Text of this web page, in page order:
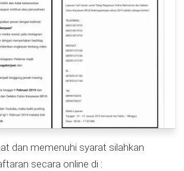
dan memenuhi syarat silahkan
secara online di :